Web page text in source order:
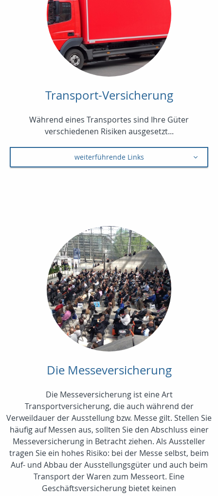
Transport-Versicherung
Während eines Transportes sind Ihre Güter
verschiedenen Risiken ausgesetzt...
weiterführende Links
Die Messeversicherung
Die Messeversicherung ist eine Art
Transportversicherung, die auch während der
Verweildauer der Ausstellung bzw. Messe gilt. Stellen Sie
häufig auf Messen aus, sollten Sie den Abschluss einer
Messeversicherung in Betracht ziehen. Als Aussteller
tragen Sie ein hohes Risiko: bei der Messe selbst, beim
Auf- und Abbau der Ausstellungsgüter und auch beim
Transport der Waren zum Messeort. Eine
Geschäftsversicherung bietet keinen